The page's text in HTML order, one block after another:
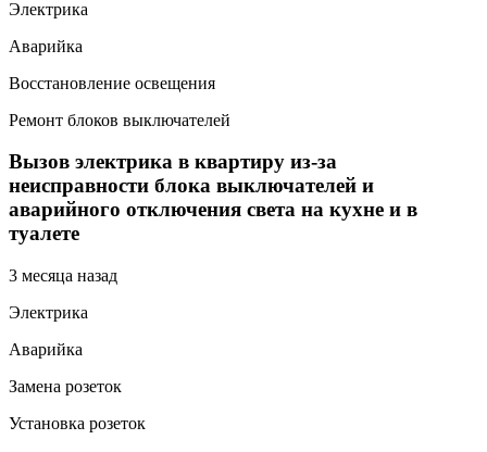
Электрика
Аварийка
Восстановление освещения
Ремонт блоков выключателей
Вызов электрика в квартиру из-за
неисправности блока выключателей и
аварийного отключения света на кухне и в
туалете
3 месяца назад
Электрика
Аварийка
Замена розеток
Установка розеток